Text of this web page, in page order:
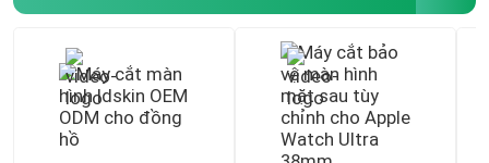
Nhãn dán Vinyl được cá nhân hóa
Máy in 3D Sublimation